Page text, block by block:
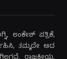
ಲಂಕೇಶ್ ಪತ್ರಿಕೆ,
ತಮ್ಮದೇ ಆದ